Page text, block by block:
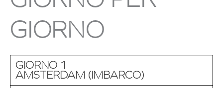
GIORNO
GIORNO 1
AMSTERDAM (IMBARCO)